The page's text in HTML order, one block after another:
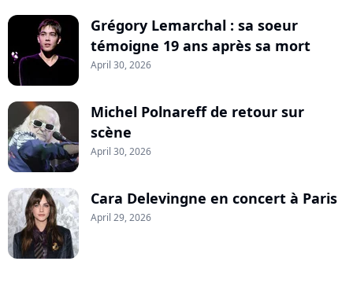
Grégory Lemarchal : sa soeur
témoigne 19 ans après sa mort
April 30, 2026
Michel Polnareff de retour sur
scène
April 30, 2026
Cara Delevingne en concert à Paris
April 29, 2026